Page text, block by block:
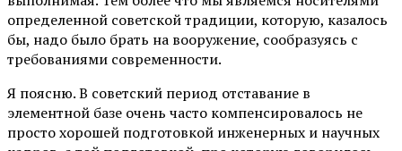
определенной советской традиции, которую, казалось
бы, надо было брать на вооружение, сообразуясь с
требованиями современности.
Я поясню. В советский период отставание в
элементной базе очень часто компенсировалось не
просто хорошей подготовкой инженерных и научных